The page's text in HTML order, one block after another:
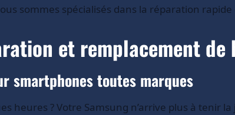
sommes spécialisés dans la réparation
et remplacement
smartphones toutes marques
heures ? Votre Samsung n’arrive plus à tenir